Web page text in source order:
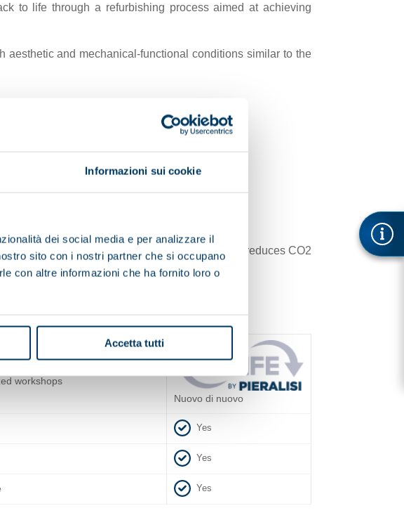
Informazioni sui cookie
dei social media e per analizzare il
sito con i nostri partner che si occupano
con altre informazioni che ha fornito loro o
Accetta tutti
to life through a refurbishing process aimed at achieving
and mechanical-functional conditions similar to the
to sustainable waste management and reduces CO2
workshops
Nuovo di nuovo
Yes
Yes
Yes